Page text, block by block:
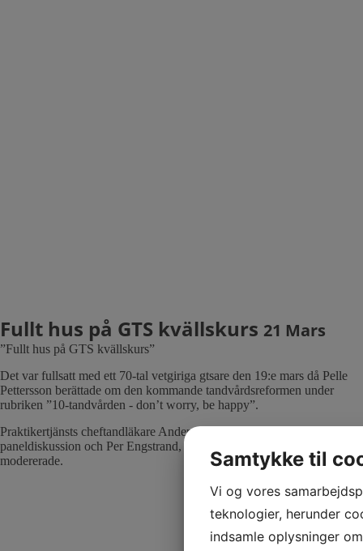
Fullt hus på GTS kvällskurs 21 Mars
”Fullt hus på GTS kvällskurs”
Det var fullsatt med ett 70-tal vetgiriga gtsare den 19:e mars då Pelle
Pettersson berättade om den kommande tandvårdsreformen under
rubriken ”10-tandvården - don’t worry, be happy”.
Praktikertjänsts cheftandläkare Anders Jonsson medverkade i en
paneldiskussion och Per Engstrand, ordförande i Kursnämnden
modererade.
Samtykke til
Vi og vores
teknologier, herunder
indsamle oplysninger